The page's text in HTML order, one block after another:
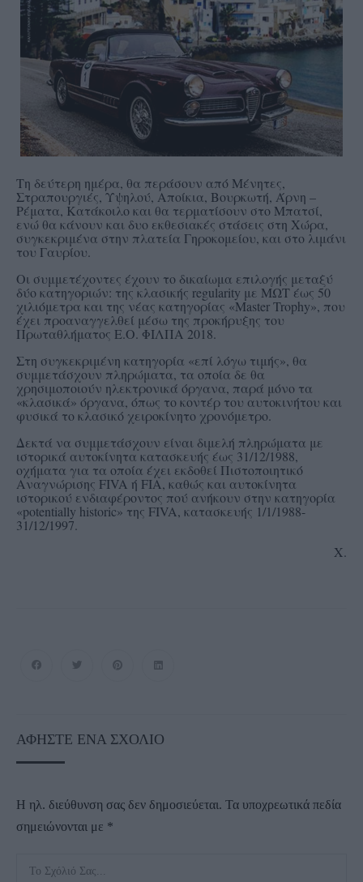
Τη δεύτερη ημέρα, θα περάσουν από Μένητες,
Στραπουργιές, Υψηλού, Αποίκια, Βουρκωτή, Άρνη –
Ρέματα, Κατάκοιλο και θα τερματίσουν στο Μπατσί,
ενώ θα κάνουν και δυο εκθεσιακές στάσεις στη Χώρα,
συγκεκριμένα στην πλατεία Γηροκομείου, και στο λιμάνι
του Γαυρίου.
Οι συμμετέχοντες έχουν το δικαίωμα επιλογής μεταξύ
δύο κατηγοριών: της κλασικής regularity με ΜΩΤ έως 50
χιλιόμετρα και της νέας κατηγορίας «Master Trophy», που
έχει προαναγγελθεί μέσω της προκήρυξης του
Πρωταθλήματος Ε.Ο. ΦΙΛΠΑ 2018.
Στη συγκεκριμένη κατηγορία «επί λόγω τιμής», θα
συμμετάσχουν πληρώματα, τα οποία δε θα
χρησιμοποιούν ηλεκτρονικά όργανα, παρά μόνο τα
«κλασικά» όργανα, όπως το κοντέρ του αυτοκινήτου και
φυσικά το κλασικό χειροκίνητο χρονόμετρο.
Δεκτά να συμμετάσχουν είναι διμελή πληρώματα με
ιστορικά αυτοκίνητα κατασκευής έως 31/12/1988,
οχήματα για τα οποία έχει εκδοθεί Πιστοποιητικό
Αναγνώρισης FIVA ή FIA, καθώς και αυτοκίνητα
ιστορικού ενδιαφέροντος πού ανήκουν στην κατηγορία
«potentially historic» της FIVA, κατασκευής 1/1/1988-
31/12/1997.
Χ.
ΑΦΉΣΤΕ ΈΝΑ ΣΧΌΛΙΟ
Η ηλ. διεύθυνση σας δεν δημοσιεύεται. Τα υποχρεωτικά πεδία
σημειώνονται με *